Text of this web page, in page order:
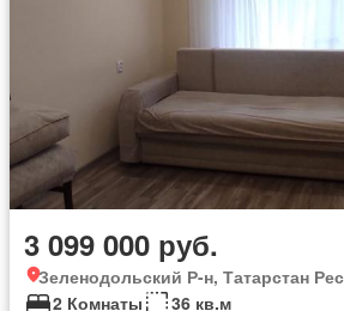
3 099 000 руб.
Зеленодольский Р-н, Татарстан
2 Комнаты
36 кв.м